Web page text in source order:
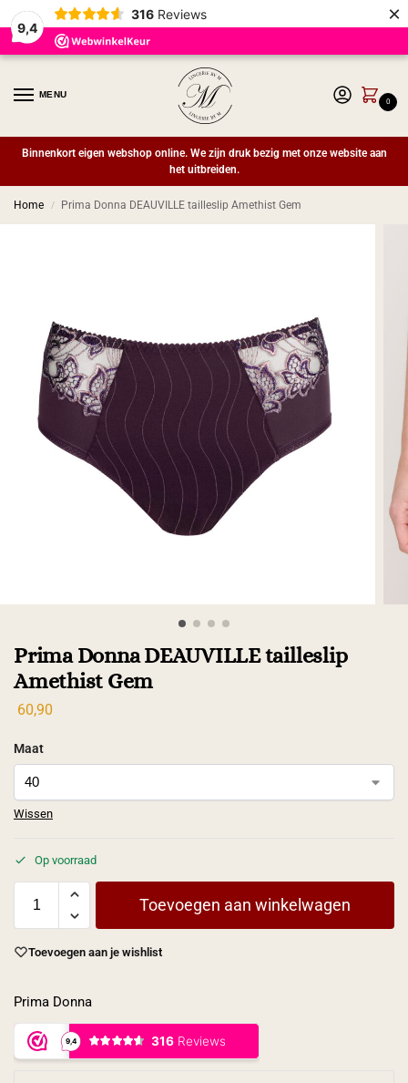
9,4
316 Reviews ×
MENU
0
Binnenkort eigen webshop online. We zijn druk bezig met onze website aan
het uitbreiden.
Home / Prima Donna DEAUVILLE tailleslip Amethist Gem
Prima Donna DEAUVILLE tailleslip
Amethist Gem
60,90
Maat
Wissen
Op voorraad
Toevoegen aan winkelwagen
Toevoegen aan je wishlist
Prima Donna